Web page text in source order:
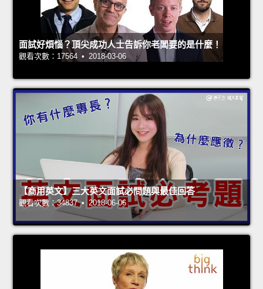
面試好煩惱？頂尖成功人士告訴你老闆要的是什麼！
觀看次數：17564 • 2018-03-06
【商用英文】三大英文面試必問題與最佳回答
觀看次數：34837 • 2018-06-06